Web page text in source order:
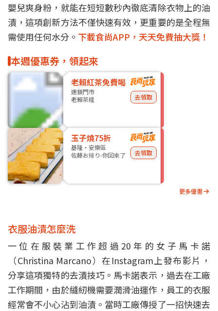
嬰兒爽身粉，就能在短短數秒內徹底清除衣物上的油
漬，這項創新方法不僅快速有效，更重要的是全程無
需使用任何水分。 下載食尚APP，天天免費抽大獎！
本週優惠券，領起來
老賴紅茶免費喝
連鎖門市
老賴茶棧
去領取
玉子燒75折
基隆・安樂區
佐藤お帰り-你回來了
去領取
更多優惠
衣服油漬怎麼洗
一位在服裝業工作超過20年的女子馬卡諾
（Christina Marcano）在Instagram 上發布影片，
分享這項獨特的去漬技巧。馬卡諾表示，過去在工廠
工作期間，由於縫紉機需要潤滑油運作，員工的衣服
經常會不小心沾到油漬。當時工廠傳授了一招快速去